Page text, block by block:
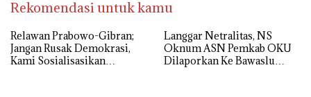
Rekomendasi untuk kamu
Relawan Prabowo-Gibran;
Jangan Rusak Demokrasi,
Kami Sosialisasikan
Langgar Netralitas, NS
Oknum ASN Pemkab OKU
Dilaporkan Ke Bawaslu